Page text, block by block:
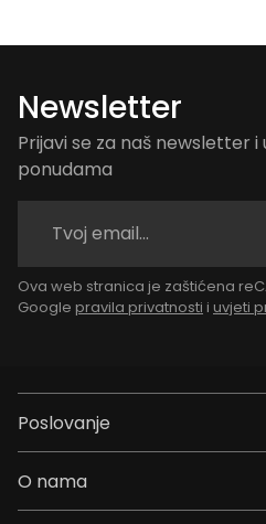
Newsletter
Prijavi se za naš newsletter i
ponudama
Ova web stranica je zaštićena
Google pravila privatnosti i uvjeti
Poslovanje
O nama